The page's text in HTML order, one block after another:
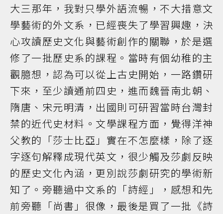
大三那年，我對只學外語流暢，不大措意文
學藝術的外文系，已經喪失了學習興趣，決
心攻讀歷史文化與藝術創作的關聯，於是選
修了一批歷史系的課程。當時有個幼稚的主
觀臆想，認為可以從上古史開始，一路鑽研
下來，至少讀通前四史，進而魏晉南北朝、
隋唐、宋元明清，出國則可研習當時台灣封
禁的近代史材料。文學課程方面，覺得洋神
父教的「莎士比亞」實在不怎麼樣，除了逐
字逐句解釋成現代英文，很少觸及莎劇反映
的歷史文化內涵，更別說莎劇研究的學術新
知了。旁聽過中文系的「詩經」，感想和先
前旁聽「尚書」很像，最後是買了一批《詩